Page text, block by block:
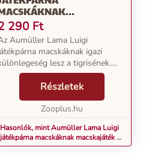
- 1 DARAB
290 Ft
Aumüller Lama Luigi
macskáknak igazi
lesz a tigrisének.
Puha, bolyhos bundájával
nemcsak összebújásra invitál,
hanem különleges töltetével is
gyönyörködtet: a friss valerián...
Részletek
Zooplus.hu
Hasonlók, mint Aumüller Lama Luigi
játékpárna macskáknak macskajáték -
1 darab